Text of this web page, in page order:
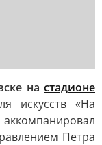
на стадионе
искусств «На
Петра